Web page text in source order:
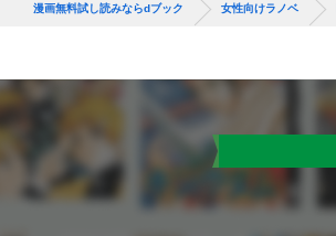
漫画無料試し読みならdブック 女性向けラノベ